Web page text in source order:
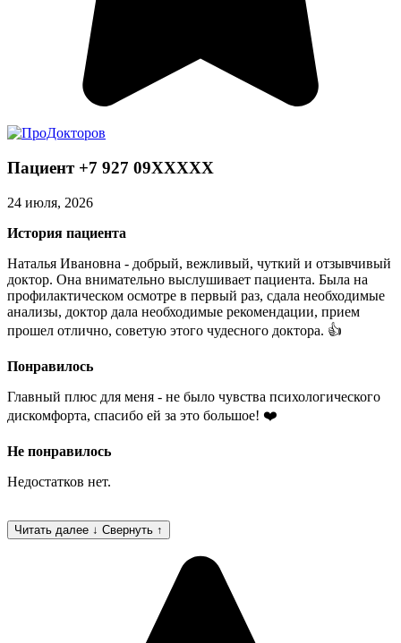
Пациент +7 927 09XXXXX
24 июля, 2026
История пациента
Наталья Ивановна - добрый, вежливый, чуткий и отзывчивый
доктор. Она внимательно выслушивает пациента. Была на
профилактическом осмотре в первый раз, сдала необходимые
анализы​, доктор дала необходимые рекомендации, прием
прошел отлично, советую этого чудесного доктора. 👍
Понравилось
Главный плюс для меня - не было чувства психологического
дискомфорта, спасибо ей за это большое! ❤️
Не понравилось
Недостатков нет.
Читать далее ↓ Свернуть ↑